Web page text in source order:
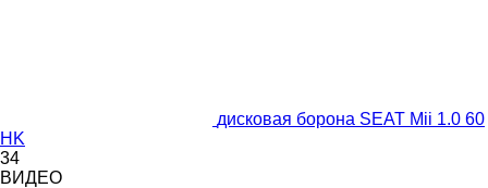
дисковая борона SEAT Mii 1.0 60
HK
34
ВИДЕО